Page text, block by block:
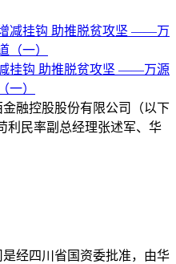
挂钩 助推脱贫攻坚 ——万源
一）
金融控股股份有限公司（以下
利民率副总经理张述军、华
经四川省国资委批准，由华